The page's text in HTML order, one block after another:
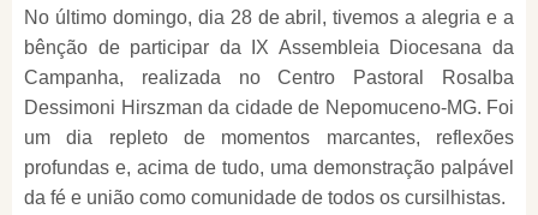
No último domingo, dia 28 de abril, tivemos a alegria e a
bênção de participar da IX Assembleia Diocesana da
Campanha, realizada no Centro Pastoral Rosalba
Dessimoni Hirszman da cidade de Nepomuceno-MG. Foi
um dia repleto de momentos marcantes, reflexões
profundas e, acima de tudo, uma demonstração palpável
da fé e união como comunidade de todos os cursilhistas.